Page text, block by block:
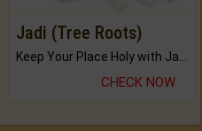
Jadi (Tree Roots)
CHECK NOW